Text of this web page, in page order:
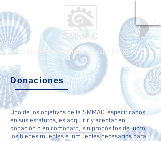
Sociedad de Malacología de México A.C.
Donaciones
Uno de los objetivos de la SMMAC, especificados
en susestatutos, es adquirir y aceptar en
donación o en comodato, sin propósitos de lucro,
los bienes muebles e inmuebles necesarios para